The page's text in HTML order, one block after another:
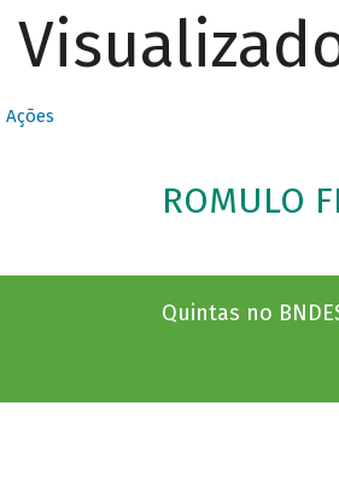
Ações
ROMULO
Quintas no